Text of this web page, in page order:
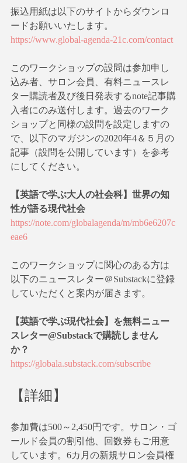
振込用紙は以下のサイトからダウンロ
ードお願いいたします。
https://www.global-agenda-21c.com/contact
このワークショップの設問は参加申し
込み者、サロン会員、有料ニュースレ
ター購読者及び後日発表するnote記事購
入者にのみ送付します。過去のワーク
ショップと同様の設問を設定しますの
で、以下のマガジンの2020年4＆５月の
記事（設問を公開しています）を参考
にしてください。
【英語で学ぶ大人の社会科】世界の知
性が語る現代社会
https://note.com/globalagenda/m/mb6e6207c
eae6
このワークショップに関心のある方は
以下のニュースレター＠Substackに登録
していただくと案内が届きます。
【英語で学ぶ現代社会】を無料ニュー
スレター@Substackで購読しません
か？
https://globala.substack.com/subscribe
【詳細】
参加費は500～2,450円です。サロン・ゴ
ールド会員の割引他、回数券もご用意
しています。6カ月の新規サロン会員権